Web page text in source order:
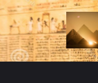
Skip
to
content